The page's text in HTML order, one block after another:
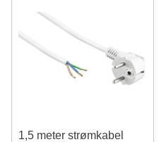
1,5 meter strømkabel